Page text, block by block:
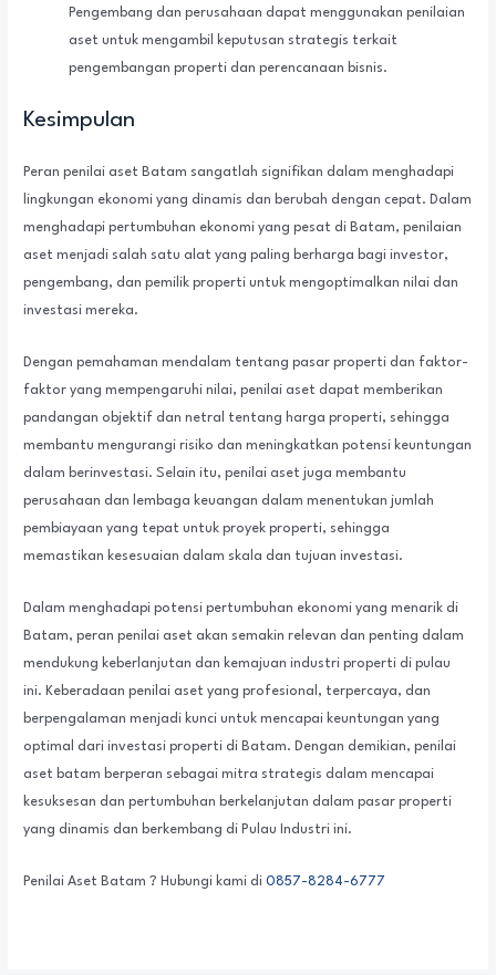
Pengembang dan perusahaan dapat menggunakan penilaian
aset untuk mengambil keputusan strategis terkait
pengembangan properti dan perencanaan bisnis.
Kesimpulan
Peran penilai aset Batam sangatlah signifikan dalam menghadapi
lingkungan ekonomi yang dinamis dan berubah dengan cepat. Dalam
menghadapi pertumbuhan ekonomi yang pesat di Batam, penilaian
aset menjadi salah satu alat yang paling berharga bagi investor,
pengembang, dan pemilik properti untuk mengoptimalkan nilai dan
investasi mereka.
Dengan pemahaman mendalam tentang pasar properti dan faktor-
faktor yang mempengaruhi nilai, penilai aset dapat memberikan
pandangan objektif dan netral tentang harga properti, sehingga
membantu mengurangi risiko dan meningkatkan potensi keuntungan
dalam berinvestasi. Selain itu, penilai aset juga membantu
perusahaan dan lembaga keuangan dalam menentukan jumlah
pembiayaan yang tepat untuk proyek properti, sehingga
memastikan kesesuaian dalam skala dan tujuan investasi.
Dalam menghadapi potensi pertumbuhan ekonomi yang menarik di
Batam, peran penilai aset akan semakin relevan dan penting dalam
mendukung keberlanjutan dan kemajuan industri properti di pulau
ini. Keberadaan penilai aset yang profesional, terpercaya, dan
berpengalaman menjadi kunci untuk mencapai keuntungan yang
optimal dari investasi properti di Batam. Dengan demikian, penilai
aset batam berperan sebagai mitra strategis dalam mencapai
kesuksesan dan pertumbuhan berkelanjutan dalam pasar properti
yang dinamis dan berkembang di Pulau Industri ini.
Penilai Aset Batam ? Hubungi kami di0857-8284-6777